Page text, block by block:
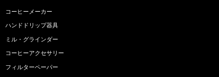
コーヒーメーカー
ハンドドリップ器具
ミル・グラインダー
コーヒーアクセサリー
フィルターペーパー